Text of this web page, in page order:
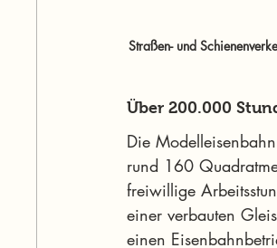
Straßen- und
Über 200.000
Die
rund 160
freiwillige
einer verbauten
einen